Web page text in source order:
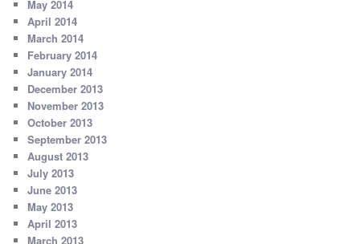
May 2014
April 2014
March 2014
February 2014
January 2014
December 2013
November 2013
October 2013
September 2013
August 2013
July 2013
June 2013
May 2013
April 2013
March 2013